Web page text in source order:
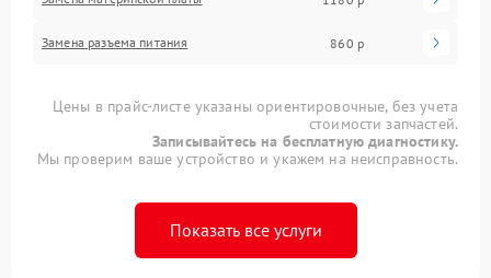
Замена разъема питания 860 р
Цены в прайс-листе указаны ориентировочные, без учета
стоимости запчастей.
Записывайтесь на бесплатную диагностику.
Мы проверим ваше устройство и укажем на неисправность.
Показать все услуги